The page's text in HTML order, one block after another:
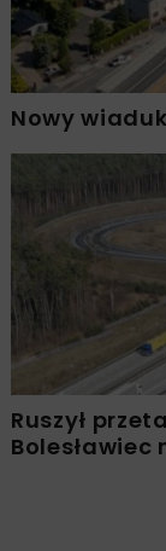
Nowy
Ruszył
Bolesławiec